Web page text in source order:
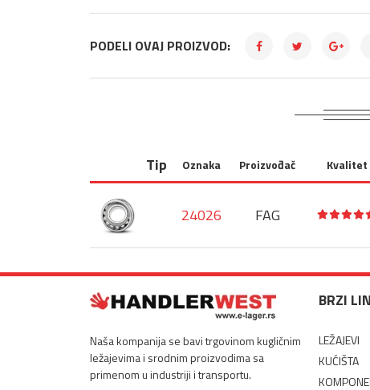
PODELI OVAJ PROIZVOD:
Tip Oznaka Proizvođač Kvalitet
24026 FAG
Naša kompanija se bavi trgovinom kugličnim
ležajevima i srodnim proizvodima sa
primenom u industriji i transportu.
BRZI
LEŽAJEVI
KUĆIŠTA